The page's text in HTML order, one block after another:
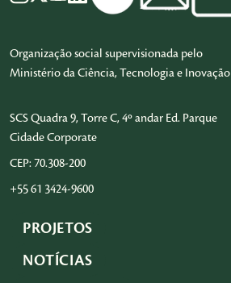
Organização social supervisionada pelo
Ministério da Ciência, Tecnologia e Inovação
SCS Quadra 9, Torre C, 4º andar Ed. Parque
Cidade Corporate
CEP: 70.308-200
+55 61 3424-9600
PROJETOS
NOTÍCIAS